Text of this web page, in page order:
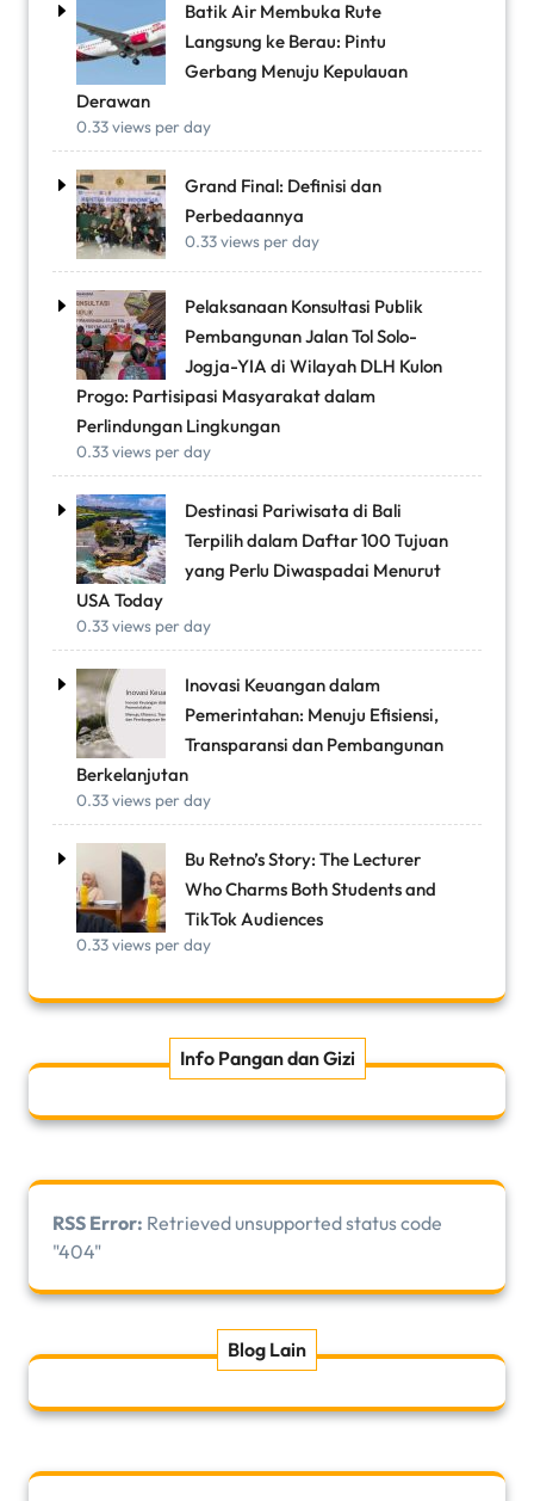
Batik Air Membuka Rute
Langsung ke Berau: Pintu
Gerbang Menuju Kepulauan
Derawan
0.33 views per day
Grand Final: Definisi dan
Perbedaannya
0.33 views per day
Pelaksanaan Konsultasi Publik
Pembangunan Jalan Tol Solo-
Jogja-YIA di Wilayah DLH Kulon
Progo: Partisipasi Masyarakat dalam
Perlindungan Lingkungan
0.33 views per day
Destinasi Pariwisata di Bali
Terpilih dalam Daftar 100 Tujuan
yang Perlu Diwaspadai Menurut
USA Today
0.33 views per day
Inovasi Keuangan dalam
Pemerintahan: Menuju Efisiensi,
Transparansi dan Pembangunan
Berkelanjutan
0.33 views per day
Bu Retno’s Story: The Lecturer
Who Charms Both Students and
TikTok Audiences
0.33 views per day
Info Pangan dan Gizi
RSS Error: Retrieved unsupported status code
"404"
Blog Lain